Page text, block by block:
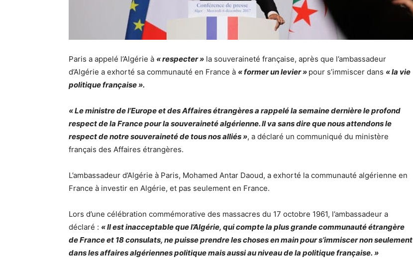
Paris a appelé l’Algérie à « respecter » la souveraineté française, après que l’ambassadeur
d’Algérie a exhorté sa communauté en France à « former un levier » pour s’immiscer dans « la vie
politique française ».
« Le ministre de l’Europe et des Affaires étrangères a rappelé la semaine dernière le profond
respect de la France pour la souveraineté algérienne. Il va sans dire que nous attendons le
respect de notre souveraineté de tous nos alliés », a déclaré un communiqué du ministère
français des Affaires étrangères.
L’ambassadeur d’Algérie à Paris, Mohamed Antar Daoud, a exhorté la communauté algérienne en
France à investir en Algérie, et pas seulement en France.
Lors d’une célébration commémorative des massacres du 17 octobre 1961, l’ambassadeur a
déclaré : « Il est inacceptable que l’Algérie, qui compte la plus grande communauté étrangère
de France et 18 consulats, ne puisse prendre les choses en main pour s’immiscer non seulement
dans les affaires algériennes politique mais aussi au niveau de la politique française. »